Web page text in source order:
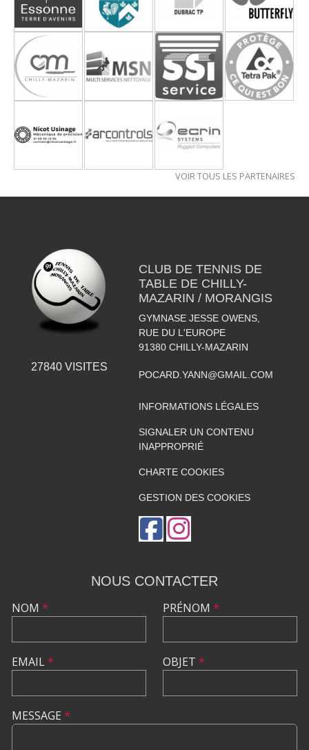
VOIR TOUS LES PARTENAIRES
27840VISITES
CLUB DE TENNIS DE
TABLE DE CHILLY-
MAZARIN / MORANGIS
GYMNASE JESSE OWENS,
RUE DU L'EUROPE
91380 CHILLY-MAZARIN
POCARD.YANN@GMAIL.COM
INFORMATIONS LÉGALES
SIGNALER UN CONTENU
INAPPROPRIÉ
CHARTE COOKIES
GESTION DES COOKIES
NOUS CONTACTER
NOM *
EMAIL*
PRÉNOM *
OBJET *
MESSAGE *